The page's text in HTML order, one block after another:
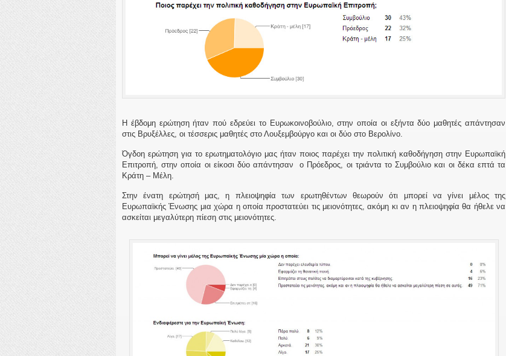
Η έβδομη ερώτηση ήταν πού εδρεύει το Ευρωκοινοβούλιο, στην οποία οι εξήντα δύο μαθητές απάντησαν
στις Βρυξέλλες, οι τέσσερις μαθητές στο Λουξεμβούργο και οι δύο στο Βερολίνο.
Όγδοη ερώτηση για το ερωτηματολόγιο μας ήταν ποιος παρέχει την πολιτική καθοδήγηση στην Ευρωπαϊκή
Επιτροπή, στην οποία οι είκοσι δύο απάντησαν ο Πρόεδρος, οι τριάντα το Συμβούλιο και οι δέκα επτά τα
Κράτη – Μέλη.
Στην ένατη ερώτησή μας, η πλειοψηφία των ερωτηθέντων θεωρούν ότι μπορεί να γίνει μέλος της
Ευρωπαϊκής Ένωσης μια χώρα η οποία προστατεύει τις μειονότητες, ακόμη κι αν η πλειοψηφία θα ήθελε να
ασκείται μεγαλύτερη πίεση στις μειονότητες.